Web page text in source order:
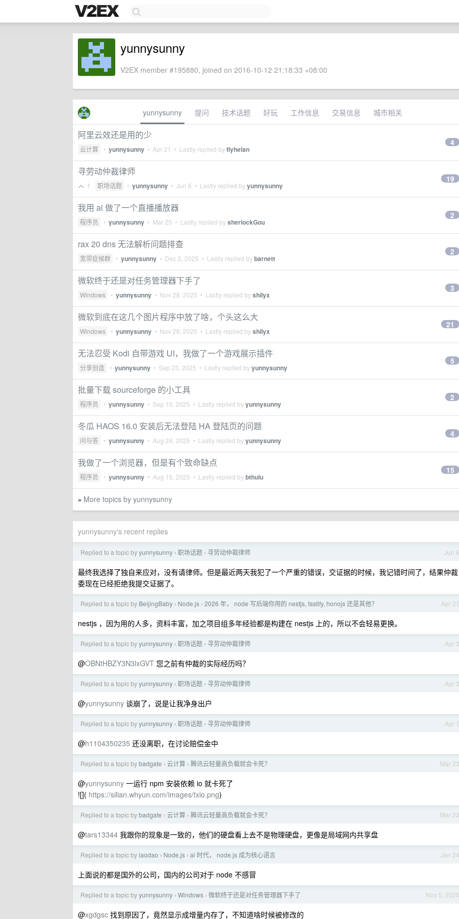
yunnysunny
V2EX member #195880, joined on 2016-10-12 21:18:33 +08:00
yunnysunny 提问 技术话题 好玩 工作信息 交易信息 城市相关
阿里云效还是用的少
云计算 • yunnysunny • Apr 21 • Lastly replied byflyhelan
4
寻劳动仲裁律师
1 职场话题 • yunnysunny • Jun 6 • Lastly replied byyunnysunny
19
我用 ai 做了一个直播播放器
程序员 • yunnysunny • Mar 25 • Lastly replied bysherlockGou
2
rax 20 dns 无法解析问题排查
宽带症候群 • yunnysunny • Dec 2, 2025 • Lastly replied bybarnett
2
微软终于还是对任务管理器下手了
Windows • yunnysunny • Nov 28, 2025 • Lastly replied byshilyx
3
微软到底在这几个图片程序中放了啥，个头这么大
Windows • yunnysunny • Nov 28, 2025 • Lastly replied byshilyx
21
无法忍受 Kodi 自带游戏 UI，我做了一个游戏展示插件
分享创造 • yunnysunny • Sep 23, 2025 • Lastly replied byyunnysunny
5
批量下载 sourceforge 的小工具
程序员 • yunnysunny • Sep 10, 2025 • Lastly replied byyunnysunny
2
冬瓜 HAOS 16.0 安装后无法登陆 HA 登陆页的问题
问与答 • yunnysunny • Aug 24, 2025 • Lastly replied byyunnysunny
4
我做了一个浏览器，但是有个致命缺点
程序员 • yunnysunny • Aug 15, 2025 • Lastly replied bybthulu
15
» More topics by yunnysunny
yunnysunny's recent replies
Jun 6
Replied to a topic byyunnysunny › 职场话题 › 寻劳动仲裁律师
最终我选择了独自来应对，没有请律师。但是最近两天我犯了一个严重的错误，交证据的时候，我记错时间了，结果仲裁
委现在已经拒绝我提交证据了。
Apr 21
Replied to a topic by BeijingBaby › Node.js › 2026 年， node 写后端你用的 nestjs, fastify, honojs 还是其他？
nestjs ，因为用的人多，资料丰富，加之项目组多年经验都是构建在 nestjs 上的，所以不会轻易更换。
Apr 3
Replied to a topic byyunnysunny › 职场话题 › 寻劳动仲裁律师
@OBNtHBZY3N3lxGVT 您之前有仲裁的实际经历吗？
Apr 3
Replied to a topic byyunnysunny › 职场话题 › 寻劳动仲裁律师
@yunnysunny 谈崩了，说是让我净身出户
Apr 1
Replied to a topic byyunnysunny › 职场话题 › 寻劳动仲裁律师
@h1104350235 还没离职，在讨论赔偿金中
Mar 23
Replied to a topic bybadgate › 云计算 › 腾讯云轻量高负载就会卡死？
@yunnysunny 一运行 npm 安装依赖 io 就卡死了
![]( https://silian.whyun.com/images/txio.png)
Mar 23
Replied to a topic bybadgate › 云计算 › 腾讯云轻量高负载就会卡死？
@tars13344 我跟你的现象是一致的，他们的硬盘看上去不是物理硬盘，更像是局域网内共享盘
Jan 24
Replied to a topic by laodao › Node.js › ai 时代， node.js 成为核心语言
上面说的都是国外的公司，国内的公司对于 node 不感冒
Nov 5, 2025
Replied to a topic byyunnysunny › Windows › 微软终于还是对任务管理器下手了
@xgdgsc 找到原因了，竟然显示成增量内存了，不知道啥时候被修改的